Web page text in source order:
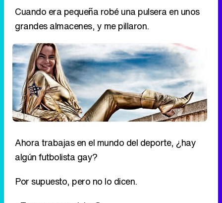
Ahora trabajas en el mundo del deporte, ¿hay
algún futbolista gay?
Por supuesto, pero no lo dicen.
¿Tus mayores vicios?
El chocolate y la Coca Cola.
¿Te arrepientes de algo que has hecho?